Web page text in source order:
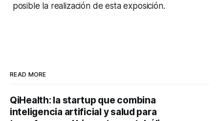
posible la realización de esta exposición.
READ MORE
QiHealth: la startup que combina
inteligencia artificial y salud para